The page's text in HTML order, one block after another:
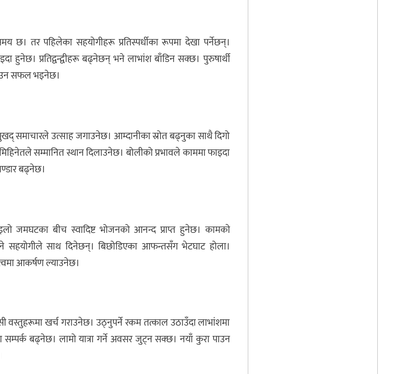
छ। तर पहिलेका सहयोगीहरू प्रतिस्पर्धीका रूपमा देखा पर्नेछन्।
हुनेछ। प्रतिद्वन्द्वीहरू बढ्नेछन् भने लाभांश बाँडिन सक्छ। पुरुषार्थी
सफल भइनेछ।
समाचारले उत्साह जगाउनेछ। आम्दानीका स्रोत बढ्नुका साथै दिगो
सम्मानित स्थान दिलाउनेछ। बोलीको प्रभावले काममा फाइदा
बढ्नेछ।
जमघटका बीच स्वादिष्ट भोजनको आनन्द प्राप्त हुनेछ। कामकाे
साथ दिनेछन्। बिछोडिएका आफन्तसँग भेटघाट होला।
आकर्षण ल्याउनेछ।
वस्तुहरूमा खर्च गराउनेछ। उठ्नुपर्ने रकम तत्काल उठाउँदा लाभांशमा
बढ्नेछ। लामो यात्रा गर्ने अवसर जुट्न सक्छ। नयाँ कुरा पाउन